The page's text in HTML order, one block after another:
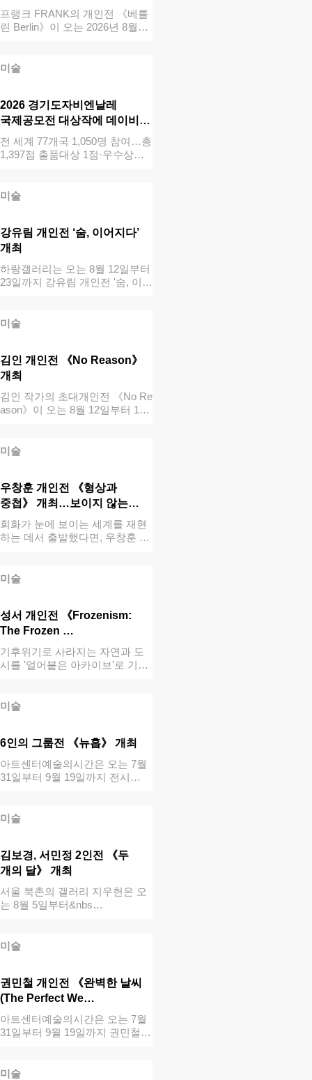
프랭크 FRANK의 개인전 《베를
린 Berlin》이 오는 2026년 8월…
미술
2026 경기도자비엔날레
국제공모전 대상작에 데이비드
…
전 세계 77개국 1,050명 참여…총
1,397점 출품대상 1점·우수상…
미술
강유림 개인전 ‘숨, 이어지다’
개최
하랑갤러리는 오는 8월 12일부터
23일까지 강유림 개인전 '숨, 이어
미술
김인 개인전 《No Reason》
개최
김인 작가의 초대개인전 《No Re
ason》이 오는 8월 12일부터 1
미술
우창훈 개인전 《형상과
중첩》 개최…보이지 않는
세계의…
회화가 눈에 보이는 세계를 재현
하는 데서 출발했다면, 우창훈 작
미술
성서 개인전 《Frozenism:
The Frozen …
기후위기로 사라지는 자연과 도
시를 '얼어붙은 아카이브'로 기록
미술
6인의 그룹전 《뉴홉》 개최
아트센터예술의시간은 오는 7월
31일부터 9월 19일까지 전시
미술
김보경, 서민정 2인전 《두
개의 달》 개최
서울 북촌의 갤러리 지우헌은 오
는 8월 5일부터&nbs…
미술
권민철 개인전 《완벽한 날씨
(The Perfect We…
아트센터예술의시간은 오는 7월
31일부터 9월 19일까지 권민철
미술